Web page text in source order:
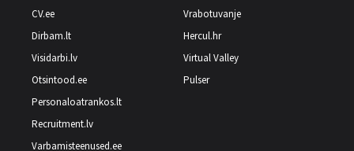
CV.ee
Dirbam.lt
Visidarbi.lv
Otsintood.ee
Personaloatrankos.lt
Recruitment.lv
Varbamisteenused.ee
Vrabotuvanje
Hercul.hr
Virtual Valley
Pulser